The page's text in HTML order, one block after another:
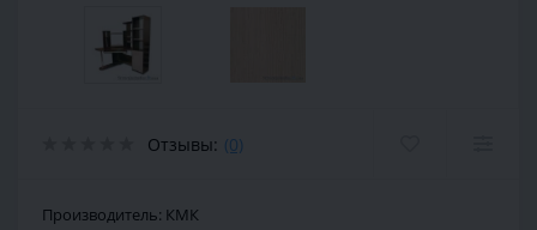
Отзывы: (0)
Производитель: КМК